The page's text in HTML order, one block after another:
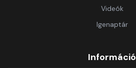
Videók
Igenaptár
Információ